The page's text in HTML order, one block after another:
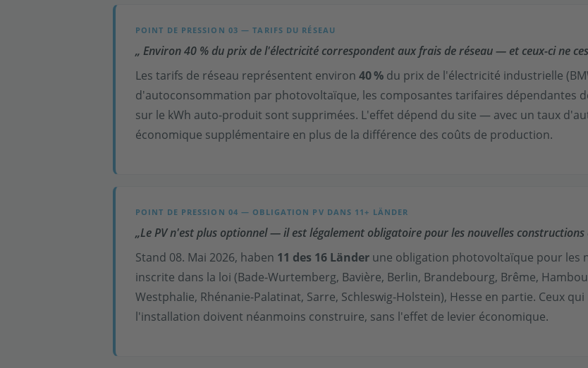
POINT DE PRESSION 03 — TARIFS DU RÉSEAU
„ Environ 40 % du prix de l'électricité correspondent aux frais de réseau — et ceux-ci ne
Les tarifs de réseau représentent environ 40 % du prix de l'électricité industrielle
d'autoconsommation par photovoltaïque, les composantes tarifaires dépendantes
sur le kWh auto-produit sont supprimées. L'effet dépend du site — avec un taux
économique supplémentaire en plus de la différence des coûts de production.
POINT DE PRESSION 04 — OBLIGATION PV DANS 11+ LÄNDER
„Le PV n'est plus optionnel — il est légalement obligatoire pour les nouvelles constructions
Stand 08. Mai 2026, haben 11 des 16 Länder une obligation photovoltaïque pour les
inscrite dans la loi (Bade-Wurtemberg, Bavière, Berlin, Brandebourg, Brême,
Westphalie, Rhénanie-Palatinat, Sarre, Schleswig-Holstein), Hesse en partie. Ceux
l'installation doivent néanmoins construire, sans l'effet de levier économique.